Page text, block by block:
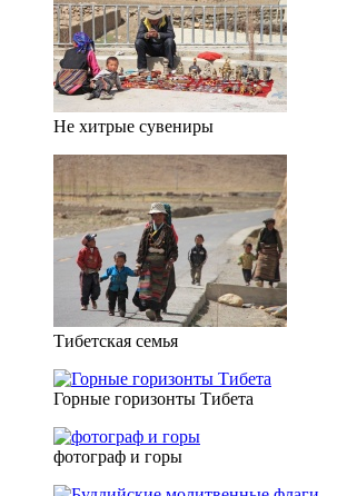
Не хитрые сувениры
Тибетская семья
Горные горизонты Тибета
фотограф и горы